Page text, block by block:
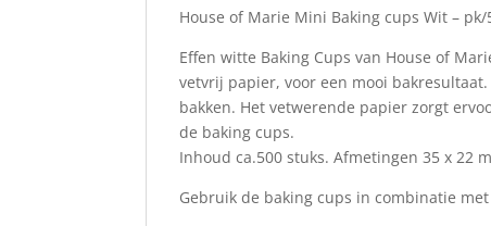
House of Marie Mini Baking cups Wit – pk/
Effen witte Baking Cups van House of
vetvrij papier, voor een mooi
bakken. Het vetwerende papier zorgt
de baking cups.
Inhoud ca.500 stuks. Afmetingen 35 x 22
Gebruik de baking cups in combinatie